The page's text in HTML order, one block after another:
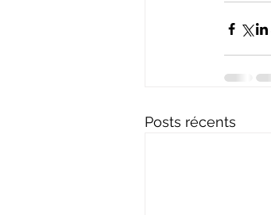
Posts récents